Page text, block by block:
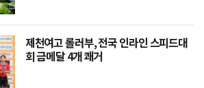
제천여고 롤러부, 전국 인라인 스피드대
회 금메달 4개 쾌거